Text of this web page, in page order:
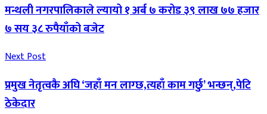
मन्थली नगरपालिकाले ल्यायो १ अर्ब ७ करोड ३९ लाख ७७ हजार
७ सय ३८ रुपैयाँको बजेट
Next Post
प्रमुख नेतृत्वकै अघि ‘जहाँ मन लाग्छ,त्यहाँ काम गर्छु’ भन्छन्,पेटि
ठेकेदार